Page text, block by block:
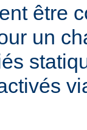
être
un